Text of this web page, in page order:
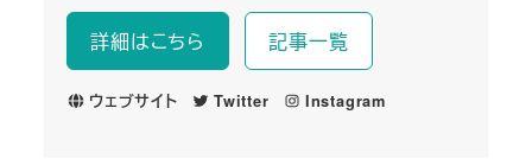
詳細はこちら 記事一覧
ウェブサイト Twitter Instagram